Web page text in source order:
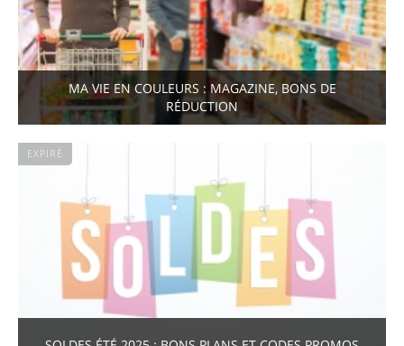
MA VIE EN COULEURS : MAGAZINE, BONS DE
RÉDUCTION
EXPIRÉ